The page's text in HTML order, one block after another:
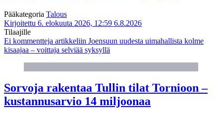
Pääkategoria Talous
Kirjoitettu 6. elokuuta 2026, 12:59 6.8.2026
Tilaajille
Ei kommentteja artikkeliin Joensuun uudesta uimahallista kolme
kisaajaa – voittaja selviää syksyllä
Sorvoja rakentaa Tullin tilat Tornioon –
kustannusarvio 14 miljoonaa